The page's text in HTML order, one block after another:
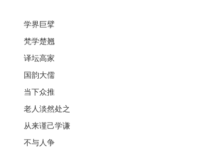
学界巨擘
梵学楚翘
译坛高家
国韵大儒
当下众推
老人淡然处之
从来谨己学谦
不与人争